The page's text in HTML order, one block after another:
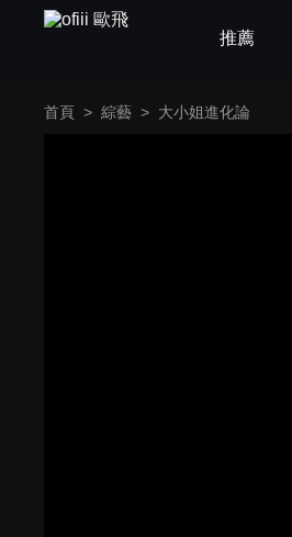
推薦
首頁 > 綜藝 > 大小姐進化論